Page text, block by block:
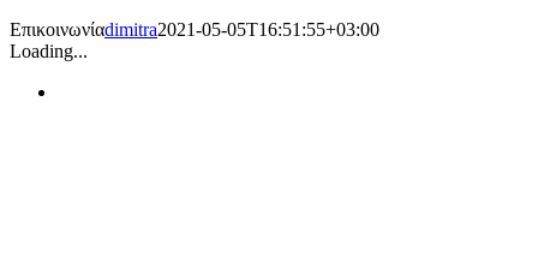
Επικοινωνίαdimitra2021-05-05T16:51:55+03:00
Loading...